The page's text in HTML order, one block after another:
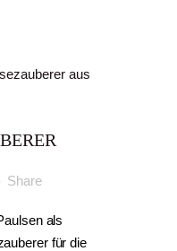
Share
als
für die